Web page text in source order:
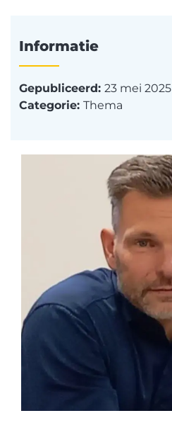
Informatie
Gepubliceerd: 23 mei 2025
Categorie: Thema